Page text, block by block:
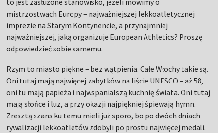
to jest zasłużone stanowisko, jeżeli mówimy o
mistrzostwach Europy – najważniejszej lekkoatletycznej
imprezie na Starym Kontynencie, a przynajmniej
najważniejszej, jaką organizuje European Athletics? Proszę
odpowiedzieć sobie samemu.
Rzym to miasto piękne – bez wątpienia. Całe Włochy takie są.
Oni tutaj mają najwięcej zabytków na liście UNESCO – aż 58,
oni tu mają papieża i najwspanialszą kuchnię świata. Oni tutaj
mają słońce i luz, a przy okazji najpiękniej śpiewają hymn.
Zresztą szans ku temu mieli już sporo, bo po dwóch dniach
rywalizacji lekkoatletów zdobyli po prostu najwięcej medali.